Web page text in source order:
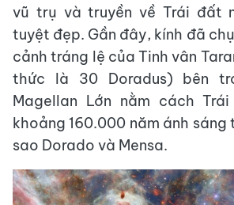
vũ trụ và truyền về Trái đất
tuyệt đẹp. Gần đây, kính đã
cảnh tráng lệ của Tinh vân
thức là 30 Doradus) bên
Magellan Lớn nằm cách
khoảng 160.000 năm ánh
sao Dorado và Mensa.